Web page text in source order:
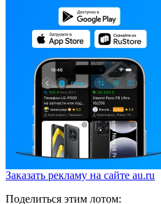
Заказать рекламу на сайте au.ru
Поделиться этим лотом: